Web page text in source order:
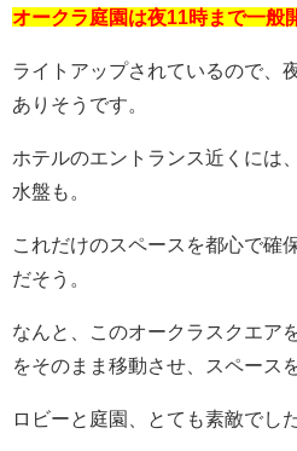
オークラ庭園は夜11時まで一般
ライトアップされているので、
ありそうです。
ホテルのエントランス近くには
水盤も。
これだけのスペースを都心で確
だそう。
なんと、このオークラスクエア
をそのまま移動させ、スペース
ロビーと庭園、とても素敵でし